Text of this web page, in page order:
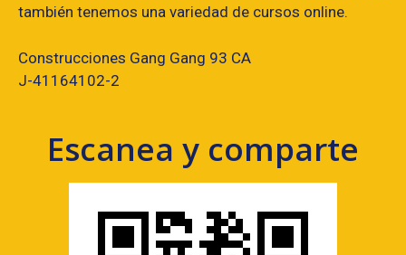
también tenemos una variedad de cursos online.
Construcciones Gang Gang 93 CA
J-41164102-2
Escanea y comparte